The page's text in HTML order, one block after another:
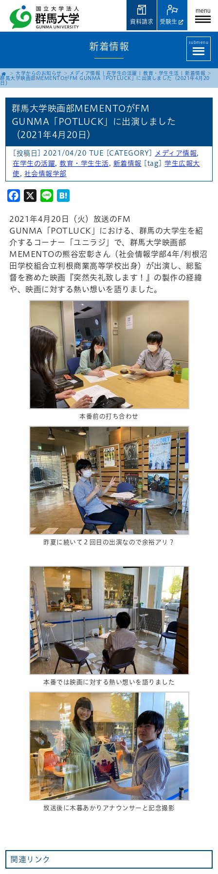
menu
受験生
資料請求
新着情報 submenu
大学からのお知らせ メディア情報 在学生の活躍 教育・学生生活
新着情報
群馬大学映画部MEMENTOがFM GUNMA「POTLUCK」に出演しました（2021年4月20
日）
群馬大学映画部MEMENTOがFM
GUNMA「POTLUCK」に出演しました
（2021年4月20日）
[投稿日] 2021/04/20 TUE [CATEGORY] メディア情報,
在学生の活躍, 教育・学生生活, 新着情報 [tag] 学生広報大
使, 社会情報学部
Facebook
X Line
2021年4月20日（火）放送のFM
GUNMA「POTLUCK」における、群馬の大学生を紹
介するコーナー「ユニラジ」で、群馬大学映画部
MEMENTOの熊谷宏彰さん（社会情報学部4年/利根沼
田学校組合立利根商業高等学校出身）が出演し、総監
督を務めた映画『突然失礼致します！』の製作の経緯
や、映画に対する熱い想いを語りました。
本番前の打ち合わせ
昨夏に続いて２回目の出演なので余裕アリ？
本番では映画に対する熱い想いを語りました
放送後に木暮あかりアナウンサーと記念撮影
関連リンク